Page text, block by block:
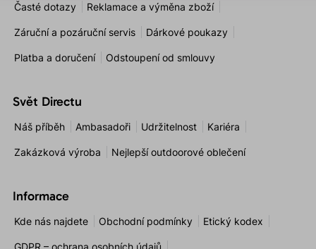
Časté dotazy Reklamace a výměna zboží
Záruční a pozáruční servis Dárkové poukazy
Platba a doručení Odstoupení od smlouvy
Svět Directu
Náš příběh Ambasadoři Udržitelnost Kariéra
Zakázková výroba Nejlepší outdoorové oblečení
Informace
Kde nás najdete Obchodní podmínky Etický kodex